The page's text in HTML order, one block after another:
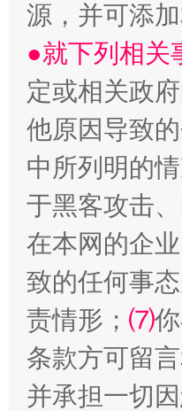
“刷贴”乱象丛
揭批美国五大"
源，并可添加
●就下列相关
定或相关政
他原因导致
中所列明的
于黑客攻击
在本网的企
致的任何事态
责情形； ⑺
条款方可留
并承担一切